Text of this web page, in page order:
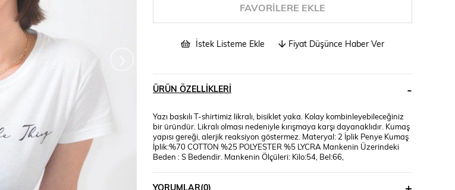
FAVORILERE EKLE
İstek Listeme Ekle Fiyat Düşünce Haber Ver
ÜRÜN ÖZELLIKLERI
Yazı baskılı T-shirtimiz likralı, bisiklet yaka. Kolay kombinleyebileceğiniz
bir üründür. Likralı olması nedeniyle kırışmaya karşı dayanaklıdır. Kumaş
yapısı gereği, alerjik reaksiyon göstermez. Materyal: 2 İplik Penye Kumaş
İplik:%70 COTTON %25 POLYESTER %5 LYCRA Mankenin Üzerindeki
Beden : S Bedendir. Mankenin Ölçüleri: Kilo:54, Bel:66,
YORUMLAR(0)